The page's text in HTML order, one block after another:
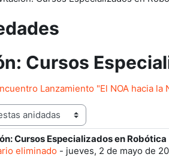
Cursos
Lanzamiento "El NOA hacia la
Cursos Especializados en Robótica
eliminado - jueves, 2 de mayo de
de respuestas: 0